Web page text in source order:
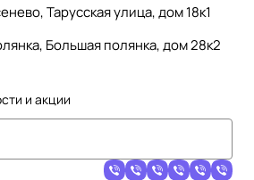
Тарусская улица, дом 18к1
Большая полянка, дом 28к2
и акции